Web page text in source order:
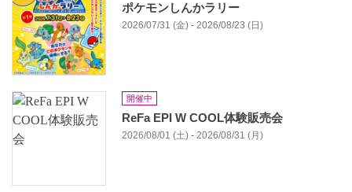
ポケモンしんかラリー
2026/07/31 (金) - 2026/08/23 (日)
開催中
ReFa EPI W COOL体験販売会
2026/08/01 (土) - 2026/08/31 (月)